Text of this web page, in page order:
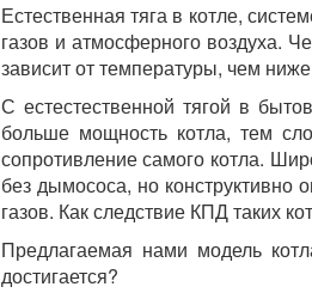
Естественная тяга в котле,
газов и атмосферного воздуха.
зависит от температуры, чем
С естестественной тягой в
больше мощность котла, тем
сопротивление самого котла.
без дымососа, но конструктивно
газов. Как следствие КПД таких
Предлагаемая нами модель
достигается?